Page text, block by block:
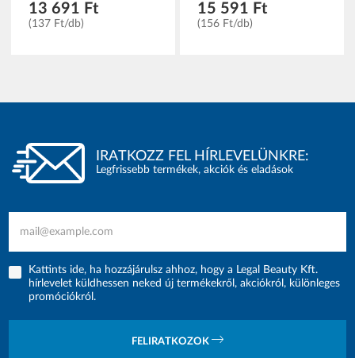
13 691 Ft
(137 Ft/db)
15 591 Ft
(156 Ft/db)
IRATKOZZ FEL HÍRLEVELÜNKRE:
Legfrissebb termékek, akciók és eladások
Kattints ide, ha hozzájárulsz ahhoz, hogy a Legal Beauty Kft.
hírlevelet küldhessen neked új termékekről, akciókról, különleges
promóciókról.
FELIRATKOZOK